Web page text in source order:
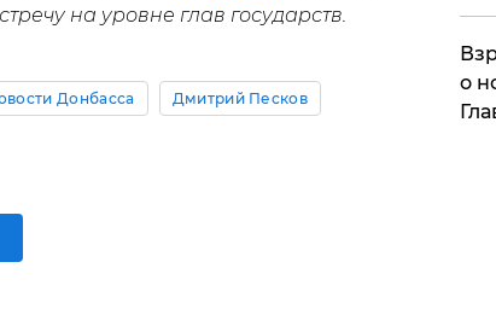
на уровне глав государств.
Донбасса Дмитрий Песков
о